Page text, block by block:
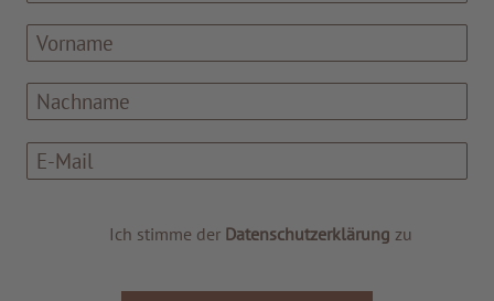
Ich stimme der Datenschutzerklärung zu